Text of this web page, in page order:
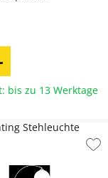
bis zu 13 Werktage
Stehleuchte